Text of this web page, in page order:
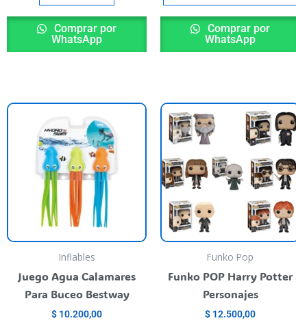
Comprar por
WhatsApp
Comprar por
WhatsApp
Inflables
Juego Agua Calamares
Para Buceo Bestway
$ 10.200,00
Funko Pop
Funko POP Harry Potter
Personajes
$ 12.500,00